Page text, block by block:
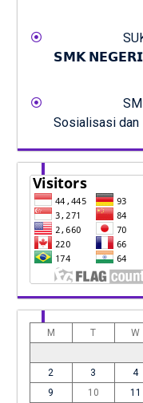
𝗦𝗠𝗞
Sosialisasi dan
M T W
2
3 4
9
10 11